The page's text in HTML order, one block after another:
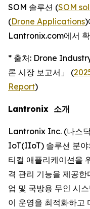
SOM 솔루션 (SOM
(Drone Applications)
Lantronix.com에서
* 출처: Drone
론 시장 보고서」 (
Report)
Lantronix 소개
Lantronix Inc. (나스
IoT(IIoT) 솔루션 분야
티컬 애플리케이션을
격 관리 기능을 제공
업 및 국방용 무인 시
이 운영을 최적화하고